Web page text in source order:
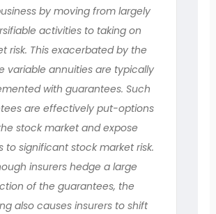
by moving from largely
activities to taking on
risk. This exacerbated by the
variable annuities are typically
with guarantees. Such
are effectively put-options
stock market and expose
to significant stock market risk.
insurers hedge a large
of the guarantees, the
also causes insurers to shift